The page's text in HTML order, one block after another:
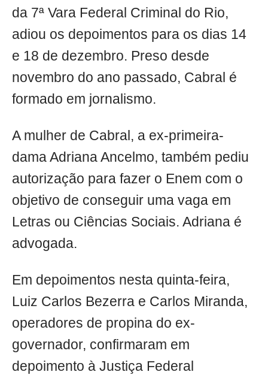
da 7ª Vara Federal Criminal do Rio,
adiou os depoimentos para os dias 14
e 18 de dezembro. Preso desde
novembro do ano passado, Cabral é
formado em jornalismo.
A mulher de Cabral, a ex-primeira-
dama Adriana Ancelmo, também pediu
autorização para fazer o Enem com o
objetivo de conseguir uma vaga em
Letras ou Ciências Sociais. Adriana é
advogada.
Em depoimentos nesta quinta-feira,
Luiz Carlos Bezerra e Carlos Miranda,
operadores de propina do ex-
governador, confirmaram em
depoimento à Justiça Federal